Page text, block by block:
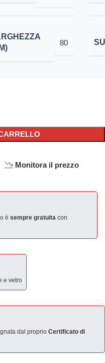
80
Monitora il prezzo
è sempre gratuita con
e vetro
dal proprio Certificato di